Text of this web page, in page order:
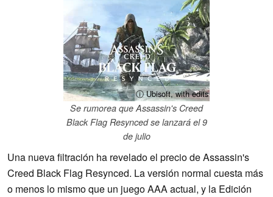
ⓘ Ubisoft, with edits
Se rumorea que Assassin's Creed
Black Flag Resynced se lanzará el 9
de julio
Una nueva filtración ha revelado el precio de Assassin's
Creed Black Flag Resynced. La versión normal cuesta más
o menos lo mismo que un juego AAA actual, y la Edición